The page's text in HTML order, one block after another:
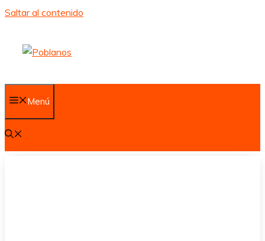
Saltar al contenido
Menú